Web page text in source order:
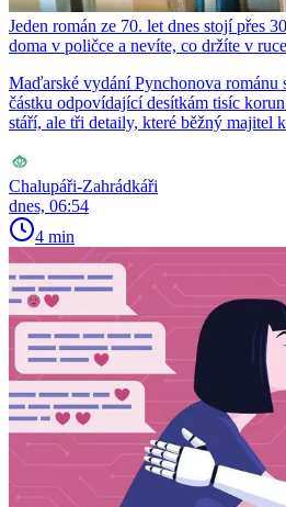
Jeden román ze 70. let dnes stojí přes
doma v poličce a nevíte, co držíte v ruce
Maďarské vydání Pynchonova románu
částku odpovídající desítkám tisíc
stáří, ale tři detaily, které běžný majitel
Chalupáři-Zahrádkáři
dnes, 06:54
4 min